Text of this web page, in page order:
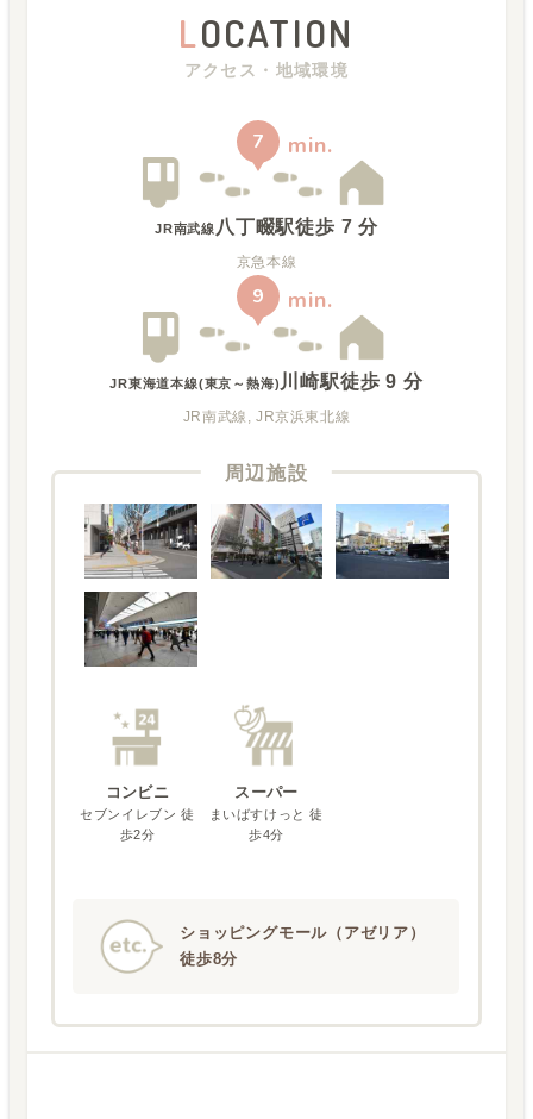
LOCATION
アクセス・地域環境
7 min.
JR南武線 八丁畷駅徒歩 7 分
京急本線
9 min.
JR東海道本線(東京～熱海) 川崎駅徒歩 9 分
JR南武線, JR京浜東北線
周辺施設
コンビニ
セブンイレブン 徒
歩2分
スーパー
まいばすけっと 徒
歩4分
ショッピングモール（アゼリア）
徒歩8分